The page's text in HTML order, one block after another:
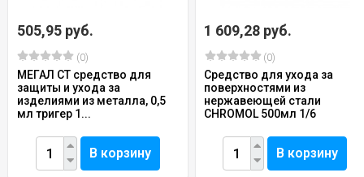
505,95 руб.
(0)
МЕГАЛ СТ средство для
защиты и ухода за
изделиями из металла, 0,5
мл тригер 1...
В корзину
1 609,28 руб.
(0)
Средство для ухода за
поверхностями из
нержавеющей стали
CHROMOL 500мл 1/6
В корзину